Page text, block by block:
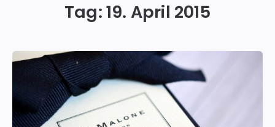
Tag:19. April 2015